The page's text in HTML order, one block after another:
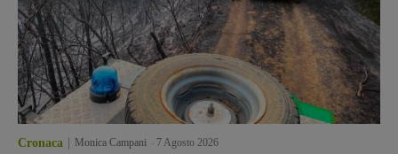
Cronaca Monica Campani 7 Agosto 2026